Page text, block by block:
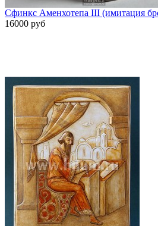
Сфинкс Аменхотепа III (имитация
16000 руб